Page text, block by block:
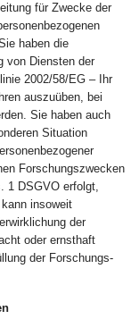
für Zwecke der
haben die
von Diensten der
2002/58/EG – Ihr
auszuüben, bei
Sie haben auch
Situation
Forschungszwecken
1 DSGVO erfolgt,
insoweit
der
oder ernsthaft
der Forschungs-